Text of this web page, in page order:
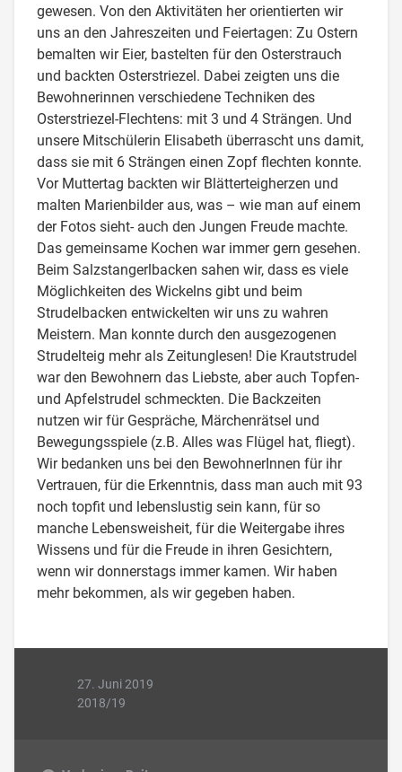
gewesen. Von den Aktivitäten her orientierten wir
uns an den Jahreszeiten und Feiertagen: Zu Ostern
bemalten wir Eier, bastelten für den Osterstrauch
und backten Osterstriezel. Dabei zeigten uns die
Bewohnerinnen verschiedene Techniken des
Osterstriezel-Flechtens: mit 3 und 4 Strängen. Und
unsere Mitschülerin Elisabeth überrascht uns damit,
dass sie mit 6 Strängen einen Zopf flechten konnte.
Vor Muttertag backten wir Blätterteigherzen und
malten Marienbilder aus, was – wie man auf einem
der Fotos sieht- auch den Jungen Freude machte.
Das gemeinsame Kochen war immer gern gesehen.
Beim Salzstangerlbacken sahen wir, dass es viele
Möglichkeiten des Wickelns gibt und beim
Strudelbacken entwickelten wir uns zu wahren
Meistern. Man konnte durch den ausgezogenen
Strudelteig mehr als Zeitunglesen! Die Krautstrudel
war den Bewohnern das Liebste, aber auch Topfen-
und Apfelstrudel schmeckten. Die Backzeiten
nutzen wir für Gespräche, Märchenrätsel und
Bewegungsspiele (z.B. Alles was Flügel hat, fliegt).
Wir bedanken uns bei den BewohnerInnen für ihr
Vertrauen, für die Erkenntnis, dass man auch mit 93
noch topfit und lebenslustig sein kann, für so
manche Lebensweisheit, für die Weitergabe ihres
Wissens und für die Freude in ihren Gesichtern,
wenn wir donnerstags immer kamen. Wir haben
mehr bekommen, als wir gegeben haben.
27. Juni 2019
2018/19